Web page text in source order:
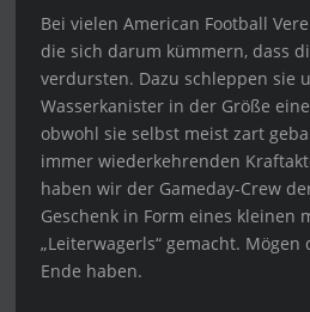
Bei vielen American Football
die sich darum kümmern, dass
verdursten. Dazu schleppen sie
Wasserkanister in der Größe
obwohl sie selbst meist zart
immer wiederkehrenden
haben wir der Gameday-Crew
Geschenk in Form eines kleinen
„Leiterwagerls“ gemacht.
Ende haben.